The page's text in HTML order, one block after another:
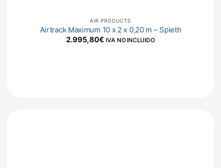
AIR PRODUCTS
Airtrack Maximum 10 x 2 x 0,20 m – Spieth
2.995,80€ IVA NO INCLUIDO